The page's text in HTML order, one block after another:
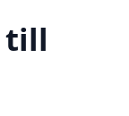
till